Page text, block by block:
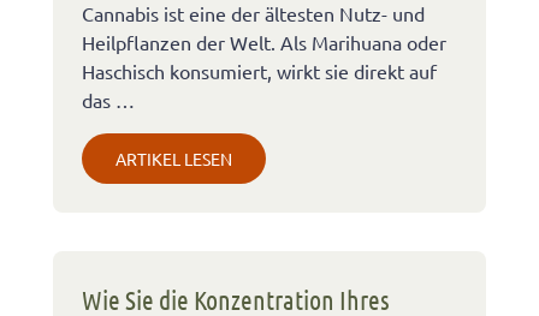
Cannabis ist eine der ältesten Nutz- und
Heilpflanzen der Welt. Als Marihuana oder
Haschisch konsumiert, wirkt sie direkt auf
das …
ARTIKEL LESEN
Wie Sie die Konzentration Ihres